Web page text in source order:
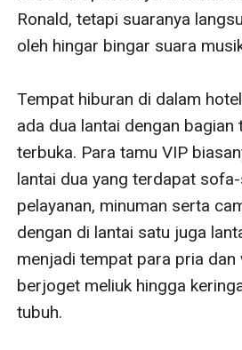
Ronald, tetapi suaranya
oleh hingar bingar suara
Tempat hiburan di dalam
ada dua lantai dengan bagian
terbuka. Para tamu VIP
lantai dua yang terdapat
pelayanan, minuman serta
dengan di lantai satu juga
menjadi tempat para pria dan
berjoget meliuk hingga
tubuh.